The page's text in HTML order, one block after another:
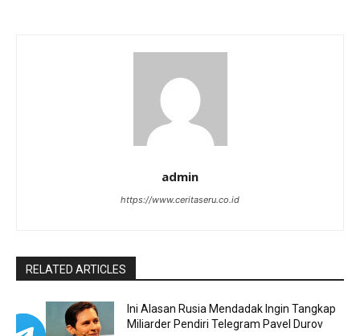
admin
https://www.ceritaseru.co.id
RELATED ARTICLES
Ini Alasan Rusia Mendadak Ingin Tangkap
Miliarder Pendiri Telegram Pavel Durov